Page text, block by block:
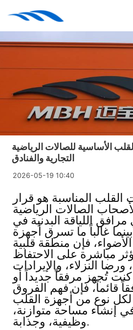
الأساسية للصالات الرياضية
التجارية والفنادق
2026-05-19 10:40
القلب المناسبة هو قرار
الصالات الرياضية
اللياقة البدنية في
غالباً ما تسرق أجهزة
فإن منطقة قلبية
مباشرة على الاحتفاظ
ورضا النزلاء، والإيرادات
كنت تُجهز مرفقاً جديداً أو
قائماً، فإن فهم الفروق
لكل نوع من أجهزة القلب
إنشاء مساحة متوازنة،
وظيفية، وجذابة.